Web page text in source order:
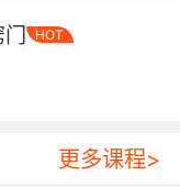
甚至因为担心
哑巴英语”的困
实问题。英语
，孩子缺少实
学不好”到“学得
HOT
更多课程>